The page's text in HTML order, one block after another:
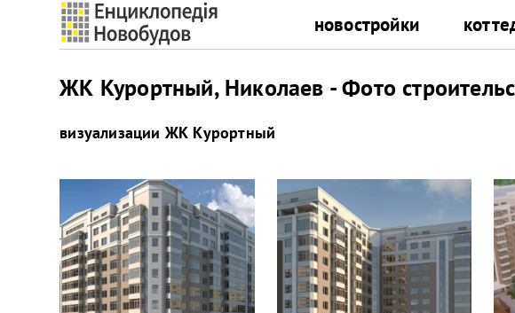
новостройки
ЖК Курортный, Николаев - Фото
визуализации ЖК Курортный